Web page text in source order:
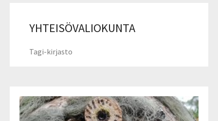
YHTEISÖVALIOKUNTA
Tagi-kirjasto